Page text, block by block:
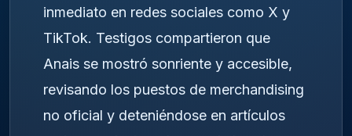
inmediato en redes sociales como X y
TikTok. Testigos compartieron que
Anais se mostró sonriente y accesible,
revisando los puestos de merchandising
no oficial y deteniéndose en artículos